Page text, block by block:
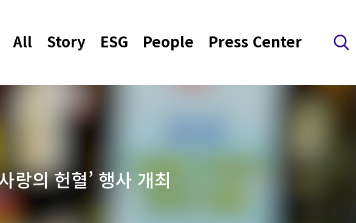
All Story ESG People Press Center 검색 레이어 열기
랑의 헌혈’ 행사 개최